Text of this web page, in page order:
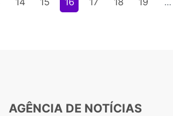
AGÊNCIA DE NOTÍCIAS